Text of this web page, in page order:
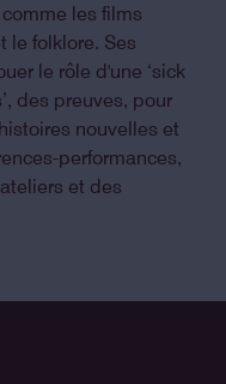
les films
le folklore. Ses
le rôle d'une ‘sick
des preuves, pour
nouvelles et
performances,
et des